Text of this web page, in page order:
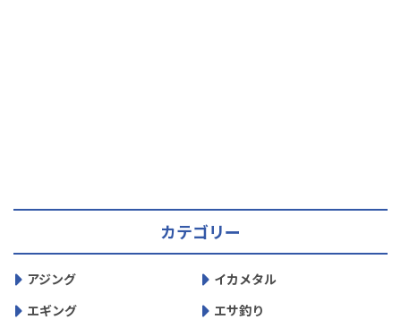
カテゴリー
アジング
イカメタル
エギング
エサ釣り